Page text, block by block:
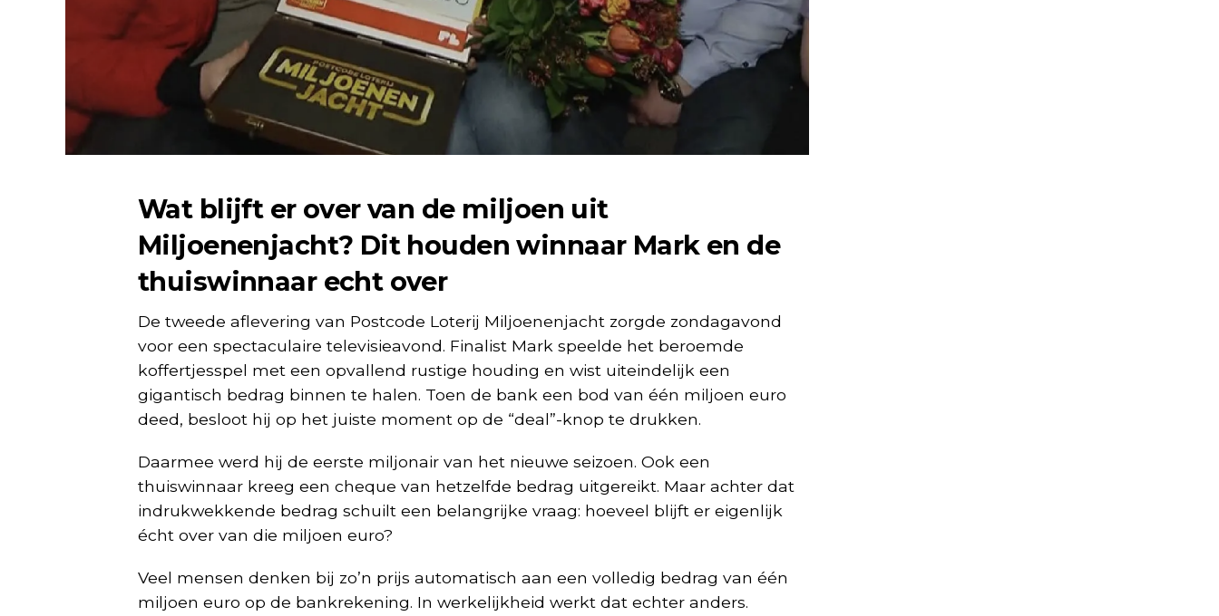
Wat blijft er over van de miljoen uit
Miljoenenjacht? Dit houden winnaar Mark en de
thuiswinnaar echt over
De tweede aflevering van Postcode Loterij Miljoenenjacht zorgde zondagavond
voor een spectaculaire televisieavond. Finalist Mark speelde het beroemde
koffertjesspel met een opvallend rustige houding en wist uiteindelijk een
gigantisch bedrag binnen te halen. Toen de bank een bod van één miljoen euro
deed, besloot hij op het juiste moment op de “deal”-knop te drukken.
Daarmee werd hij de eerste miljonair van het nieuwe seizoen. Ook een
thuiswinnaar kreeg een cheque van hetzelfde bedrag uitgereikt. Maar achter dat
indrukwekkende bedrag schuilt een belangrijke vraag: hoeveel blijft er eigenlijk
écht over van die miljoen euro?
Veel mensen denken bij zo’n prijs automatisch aan een volledig bedrag van één
miljoen euro op de bankrekening. In werkelijkheid werkt dat echter anders.